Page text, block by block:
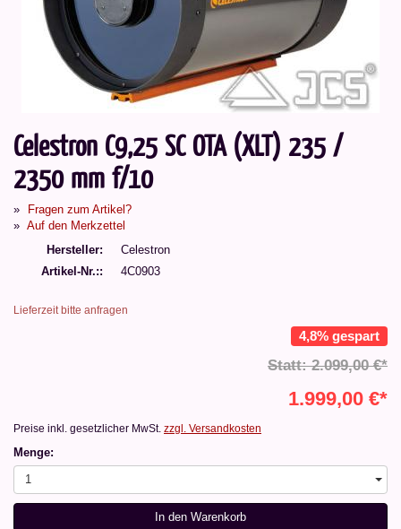
Celestron C9,25 SC OTA (XLT) 235 /
2350 mm f/10
Fragen zum Artikel?
Auf den Merkzettel
Hersteller
Celestron
Artikel-Nr.:
4C0903
Lieferzeit bitte anfragen
4,8% gespart
Statt: 2.099,00 €*
1.999,00 €*
Preise inkl. gesetzlicher MwSt. zzgl. Versandkosten
Menge:
1
In den Warenkorb